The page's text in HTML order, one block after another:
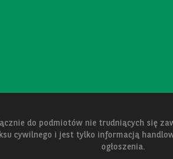
do podmiotów nie trudniących się
cywilnego i jest tylko informacją
ogłoszenia.